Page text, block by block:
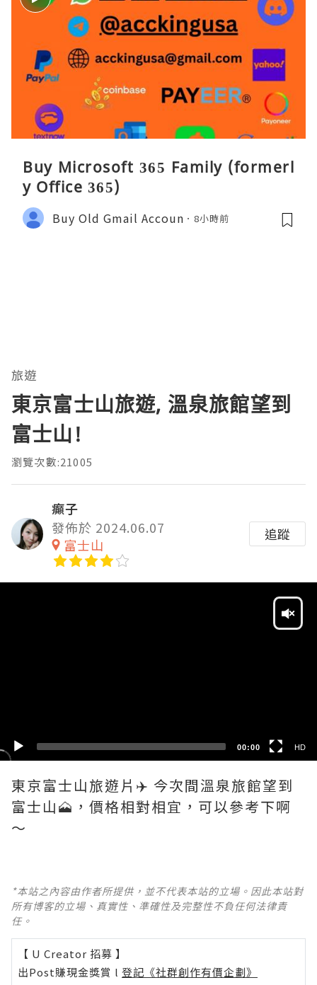
Buy Microsoft 365 Family (formerl
y Office 365)
Buy Old Gmail Accoun 8小時前
旅遊
東京富士山旅遊, 溫泉旅館望到
富士山!
瀏覽次數:21005
癲子
發佈於 2024.06.07
富士山
追蹤
00:00 HD
東京富士山旅遊片✈️ 今次間溫泉旅館望到
富士山🗻，價格相對相宜，可以參考下啊
*本站之內容由作者所提供，並不代表本站的立場。因此本站對
所有博客的立場、真實性、準確性及完整性不負任何法律責
任。
【 U Creator 招募 】
出Post賺現金獎賞 l 登記《社群創作有價企劃》